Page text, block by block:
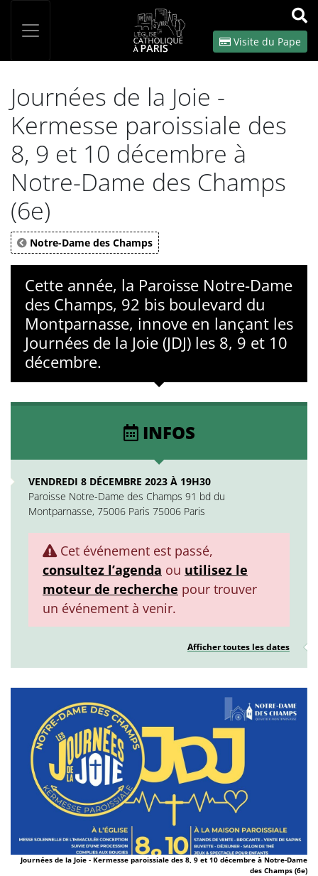
OK
Visite du Pape
Journées de la Joie -
Kermesse paroissiale des
8, 9 et 10 décembre à
Notre-Dame des Champs
(6e)
Notre-Dame des Champs
Cette année, la Paroisse Notre-Dame
des Champs, 92 bis boulevard du
Montparnasse, innove en lançant les
Journées de la Joie (JDJ) les 8, 9 et 10
décembre.
INFOS
VENDREDI 8 DÉCEMBRE 2023 À 19H30
Paroisse Notre-Dame des Champs 91 bd du
Montparnasse, 75006 Paris 75006 Paris
Cet événement est passé,
consultez l’agenda ou utilisez le
moteur de recherche pour trouver
un événement à venir.
Afficher toutes les dates
Journées de la Joie - Kermesse paroissiale des 8, 9 et 10 décembre à Notre-Dame
des Champs (6e)
Panneau de gestion des cookies